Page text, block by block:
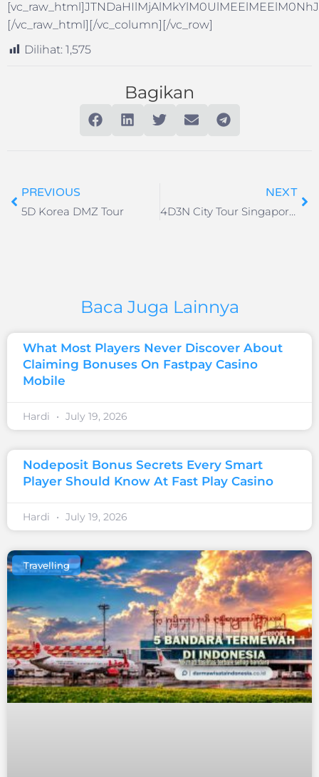
[/vc_raw_html][/vc_column][/vc_row]
Dilihat: 1,575
Bagikan
PREVIOUS
5D Korea DMZ Tour
NEXT
4D3N City Tour Singapore SIC
Baca Juga Lainnya
What Most Players Never Discover About
Claiming Bonuses On Fastpay Casino
Mobile
Hardi July 19, 2026
Nodeposit Bonus Secrets Every Smart
Player Should Know At Fast Play Casino
Hardi July 19, 2026
Travelling